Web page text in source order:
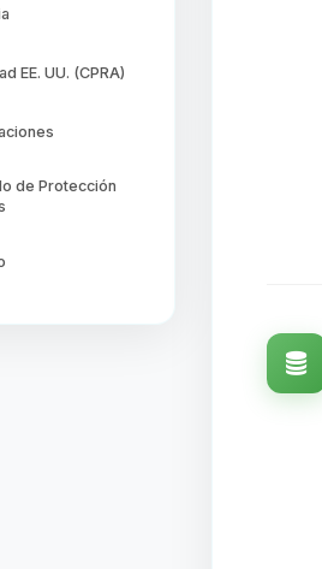
EE. UU. (CPRA)
de Protección